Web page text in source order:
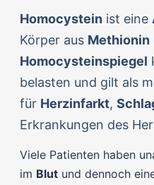
Homocystein ist eine
Körper aus Methionin
Homocysteinspiegel
belasten und gilt als
für Herzinfarkt,
Erkrankungen des
Viele Patienten haben
im Blut und dennoch